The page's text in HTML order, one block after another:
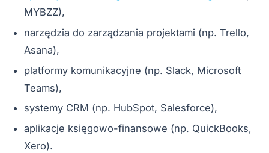
MYBZZ),
narzędzia do zarządzania projektami (np. Trello,
Asana),
platformy komunikacyjne (np. Slack, Microsoft
Teams),
systemy CRM (np. HubSpot, Salesforce),
aplikacje księgowo-finansowe (np. QuickBooks,
Xero).